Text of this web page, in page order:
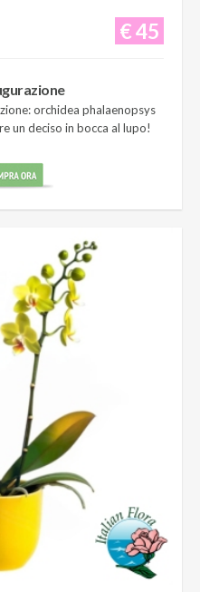
€ 45
orchidea phalaenopsys
un deciso in bocca al lupo!